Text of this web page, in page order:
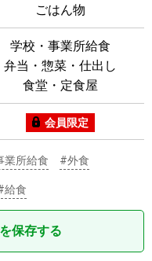
ごはん物
学校・事業所給食
弁当・惣菜・仕出し
食堂・定食屋
会員限定
業所給食 #外食
給食
保存する